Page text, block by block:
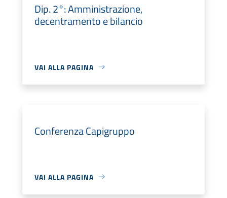
Dip. 2°: Amministrazione,
decentramento e bilancio
VAI ALLA PAGINA
Conferenza Capigruppo
VAI ALLA PAGINA